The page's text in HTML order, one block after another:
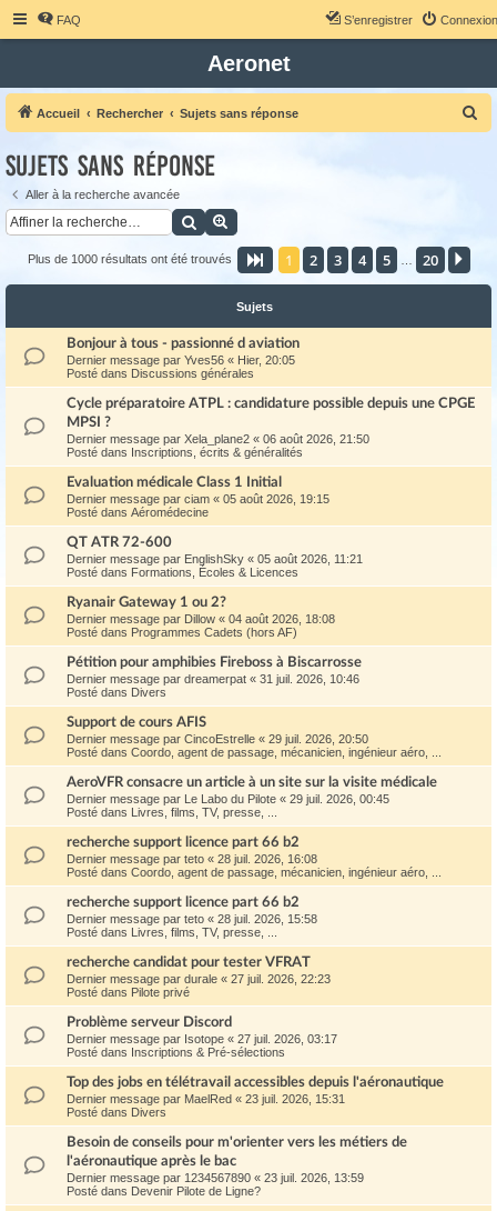
FAQ Connexion
S’enregistrer
Aeronet
Accueil Rechercher Sujets sans réponse
e
Sujets sans réponse
Aller à la recherche avancée
Rechercher
Plus de 1000 résultats ont été trouvés Page 1sur20
1 2 3 4 5 20
Sujets
Bonjour à tous - passionné d aviation
Dernier message par Yves56 « Hier, 20:05
Posté dans Discussions générales
Cycle préparatoire ATPL : candidature possible depuis une CPGE
MPSI ?
Dernier message par Xela_plane2 « 06 août 2026, 21:50
Posté dans Inscriptions, écrits & généralités
Evaluation médicale Class 1 Initial
Dernier message par ciam « 05 août 2026, 19:15
Posté dans Aéromédecine
QT ATR 72-600
Dernier message par EnglishSky « 05 août 2026, 11:21
Posté dans Formations, Écoles & Licences
Ryanair Gateway 1 ou 2?
Dernier message par Dillow « 04 août 2026, 18:08
Posté dans Programmes Cadets (hors AF)
Pétition pour amphibies Fireboss à Biscarrosse
Dernier message par dreamerpat « 31 juil. 2026, 10:46
Posté dans Divers
Support de cours AFIS
Dernier message par CincoEstrelle « 29 juil. 2026, 20:50
Posté dans Coordo, agent de passage, mécanicien, ingénieur aéro, ...
AeroVFR consacre un article à un site sur la visite médicale
Dernier message par Le Labo du Pilote « 29 juil. 2026, 00:45
Posté dans Livres, films, TV, presse, ...
recherche support licence part 66 b2
Dernier message par teto « 28 juil. 2026, 16:08
Posté dans Coordo, agent de passage, mécanicien, ingénieur aéro, ...
recherche support licence part 66 b2
Dernier message par teto « 28 juil. 2026, 15:58
Posté dans Livres, films, TV, presse, ...
recherche candidat pour tester VFRAT
Dernier message par durale « 27 juil. 2026, 22:23
Posté dans Pilote privé
Problème serveur Discord
Dernier message par Isotope « 27 juil. 2026, 03:17
Posté dans Inscriptions & Pré-sélections
Top des jobs en télétravail accessibles depuis l'aéronautique
Dernier message par MaelRed « 23 juil. 2026, 15:31
Posté dans Divers
Besoin de conseils pour m'orienter vers les métiers de
l'aéronautique après le bac
Dernier message par 1234567890 « 23 juil. 2026, 13:59
Posté dans Devenir Pilote de Ligne?